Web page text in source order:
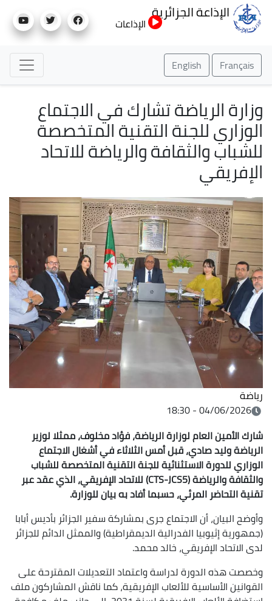
إلى
الإذاعة الجزائرية
الإذاعات
Français
English
وزارة الرياضة تشارك في الاجتماع
الوزاري للجنة التقنية المتخصصة
للشباب والثقافة والرياضة للاتحاد
الإفريقي
رياضة
04/06/2026 - 18:30
شارك الأمين العام لوزارة الرياضة، فؤاد مخلوف، ممثلا لوزير
الرياضة وليد صادي، قبل أمس الثلاثاء في أشغال الاجتماع
الوزاري للدورة الاستثنائية للجنة التقنية المتخصصة للشباب
والثقافة والرياضة (CTS-JCS5) للاتحاد الإفريقي، الذي عقد عبر
تقنية التحاضر المرئي، حسبما أفاد به بيان للوزارة.
وأوضح البيان، أن الاجتماع جرى بمشاركة سفير الجزائر بأديس أبابا
(جمهورية إثيوبيا الفدرالية الديمقراطية) والممثل الدائم للجزائر
لدى الاتحاد الإفريقي، خالد محمد.
وخصصت هذه الدورة لدراسة واعتماد التعديلات المقترحة على
القوانين الأساسية للألعاب الإفريقية، كما ناقش المشاركون ملف